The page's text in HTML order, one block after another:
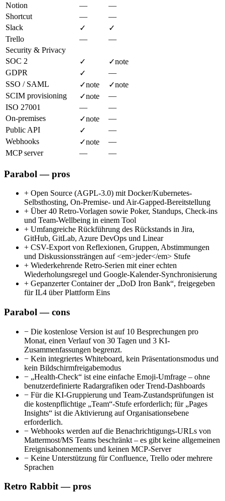
Notion
—
—
Shortcut
—
—
Slack
✓
✓
Trello
—
—
Security & Privacy
SOC 2
✓ ✓note
GDPR
✓
—
SSO / SAML
✓note ✓note
SCIM provisioning
✓note
—
ISO 27001
—
—
On-premises
✓note
—
Public API
✓
—
Webhooks
✓note
—
MCP server
— —
Parabol — pros
+ Open Source (AGPL-3.0) mit Docker/Kubernetes-
Selbsthosting, On-Premise- und Air-Gapped-Bereitstellung
+ Über 40 Retro-Vorlagen sowie Poker, Standups, Check-ins
und Team-Wellbeing in einem Tool
+ Umfangreiche Rückführung des Rückstands in Jira,
GitHub, GitLab, Azure DevOps und Linear
+ CSV-Export von Reflexionen, Gruppen, Abstimmungen
und Diskussionssträngen auf <em>jeder</em> Stufe
+ Wiederkehrende Retro-Serien mit einer echten
Wiederholungsregel und Google-Kalender-Synchronisierung
+ Gepanzerter Container der „DoD Iron Bank“, freigegeben
für IL4 über Plattform Eins
Parabol — cons
− Die kostenlose Version ist auf 10 Besprechungen pro
Monat, einen Verlauf von 30 Tagen und 3 KI-
Zusammenfassungen begrenzt.
− Kein integriertes Whiteboard, kein Präsentationsmodus und
kein Bildschirmfreigabemodus
− „Health-Check“ ist eine einfache Emoji-Umfrage – ohne
benutzerdefinierte Radargrafiken oder Trend-Dashboards
− Für die KI-Gruppierung und Team-Zustandsprüfungen ist
die kostenpflichtige „Team“-Stufe erforderlich; für „Pages
Insights“ ist die Aktivierung auf Organisationsebene
erforderlich.
− Webhooks werden auf die Benachrichtigungs-URLs von
Mattermost/MS Teams beschränkt – es gibt keine allgemeinen
Ereignisabonnements und keinen MCP-Server
− Keine Unterstützung für Confluence, Trello oder mehrere
Sprachen
Retro Rabbit — pros